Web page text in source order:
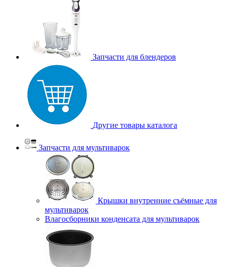
Запчасти для блендеров
Другие товары каталога
Запчасти для мультиварок
Крышки внутренние съёмные для
мультиварок
Влагосборники конденсата для мультиварок